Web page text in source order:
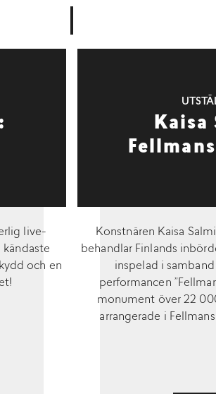
live-
och en
Kaisa
Konstnären Kaisa
behandlar Finlands
inspelad i
performancen
monument över 22
arrangerade i